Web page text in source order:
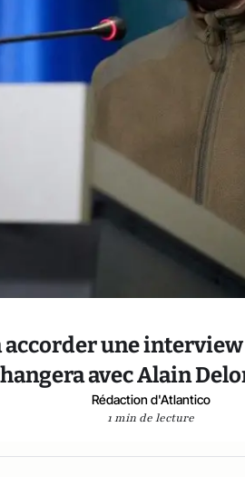
une
avec Alain
Rédaction d'Atlantico
1 min de lecture